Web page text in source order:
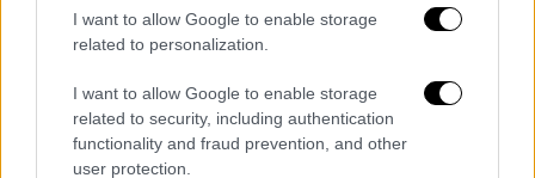
I want to allow Google to enable storage
related to personalization.
I want to allow Google to enable storage
related to security, including authentication
functionality and fraud prevention, and other
user protection.
Σύμφωνα με τα στοιχεία της ΤουρκΣτατ,
βρίσκονται σε κίνδυνο φτώχειας ή
κοινωνικού αποκλεισμού.